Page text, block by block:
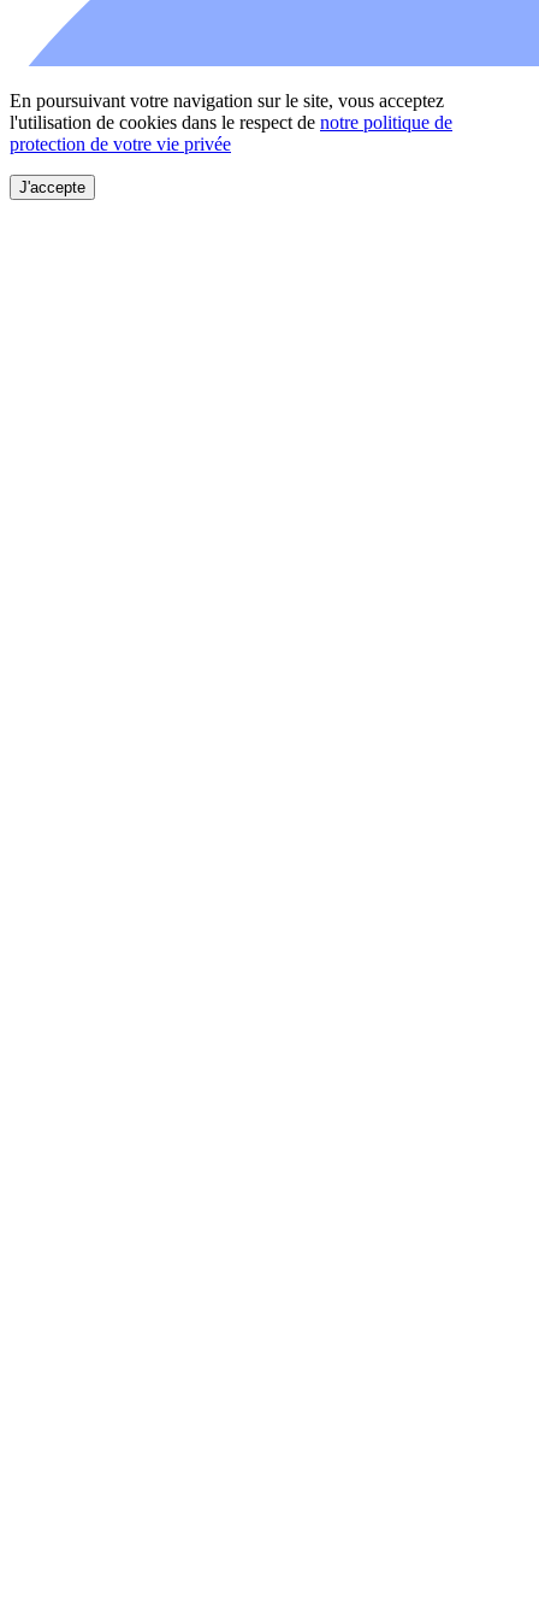
En poursuivant votre navigation sur le site, vous acceptez
l'utilisation de cookies dans le respect de notre politique de
protection de votre vie privée
J'accepte